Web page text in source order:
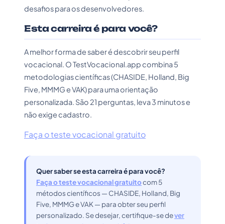
desafios para os desenvolvedores.
Esta carreira é para você?
A melhor forma de saber é descobrir seu perfil
vocacional. O TestVocacional.app combina 5
metodologias científicas (CHASIDE, Holland, Big
Five, MMMG e VAK) para uma orientação
personalizada. São 21 perguntas, leva 3 minutos e
não exige cadastro.
Faça o teste vocacional gratuito
Quer saber se esta carreira é para você?
Faça o teste vocacional gratuitocom 5
métodos científicos — CHASIDE, Holland, Big
Five, MMMG e VAK — para obter seu perfil
personalizado. Se desejar, certifique-se dever